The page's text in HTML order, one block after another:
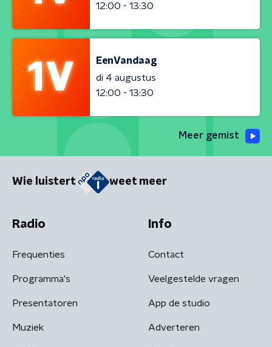
12:00 - 13:30
EenVandaag
di 4 augustus
12:00 - 13:30
Meer gemist
Wie luistert weet meer
Radio
Frequenties
Programma's
Presentatoren
Muziek
Info
Contact
Veelgestelde vragen
App de studio
Adverteren